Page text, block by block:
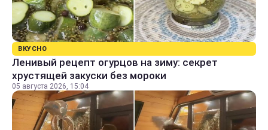
ВКУСНО
Ленивый рецепт огурцов на зиму: секрет
хрустящей закуски без мороки
05 августа 2026, 15:04